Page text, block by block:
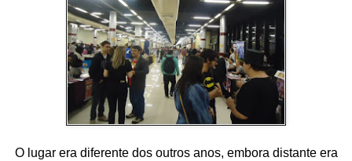
O lugar era diferente dos outros anos, embora distante era